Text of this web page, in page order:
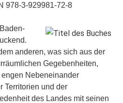
978-3-929981-72-8
anderen, was sich aus der
Gegebenheiten,
Nebeneinander
Territorien und der
des Landes mit seinen